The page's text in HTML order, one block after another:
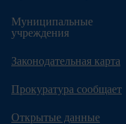
Муниципальные
учреждения
Законодательная карта
Прокуратура сообщает
Открытые данные